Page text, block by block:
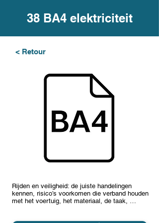
38 BA4 elektriciteit
< Retour
Rijden en veiligheid: de juiste handelingen
kennen, risico’s voorkomen die verband houden
met het voertuig, het materiaal, de taak, …